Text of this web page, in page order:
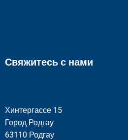
Свяжитесь с нами
Хинтергассе 15
Город Родгау
63110 Родгау